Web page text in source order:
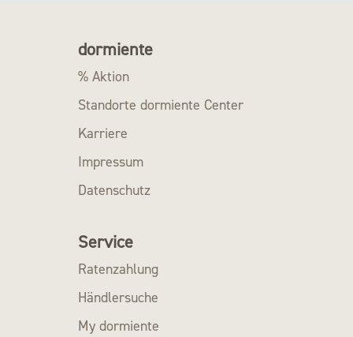
dormiente
% Aktion
Standorte dormiente Center
Karriere
Impressum
Datenschutz
Service
Ratenzahlung
Händlersuche
My dormiente